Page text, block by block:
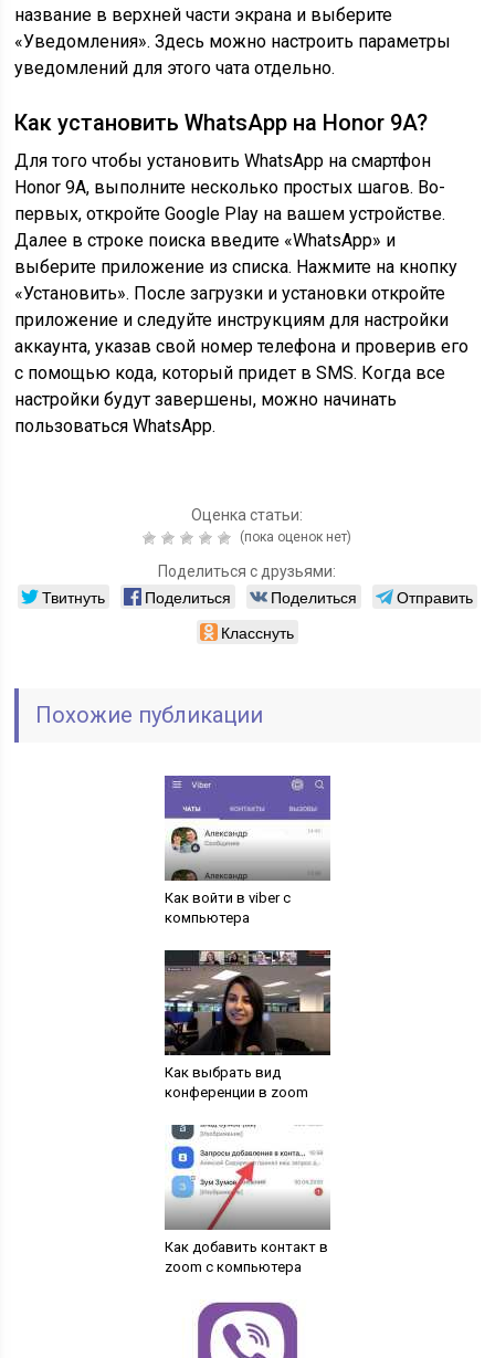
название в верхней части экрана и выберите
«Уведомления». Здесь можно настроить параметры
уведомлений для этого чата отдельно.
Как установить WhatsApp на Honor 9A?
Для того чтобы установить WhatsApp на смартфон
Honor 9A, выполните несколько простых шагов. Во-
первых, откройте Google Play на вашем устройстве.
Далее в строке поиска введите «WhatsApp» и
выберите приложение из списка. Нажмите на кнопку
«Установить». После загрузки и установки откройте
приложение и следуйте инструкциям для настройки
аккаунта, указав свой номер телефона и проверив его
с помощью кода, который придет в SMS. Когда все
настройки будут завершены, можно начинать
пользоваться WhatsApp.
Оценка статьи:
(пока оценок нет)
Поделиться с друзьями:
Твитнуть Поделиться Поделиться
Отправить
Класснуть
Похожие публикации
Как войти в viber с
компьютера
Как выбрать вид
конференции в zoom
Как добавить контакт в
zoom с компьютера